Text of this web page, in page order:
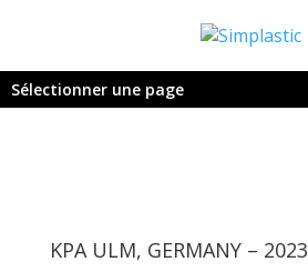
Sélectionner une page
KPA ULM, GERMANY – 2023